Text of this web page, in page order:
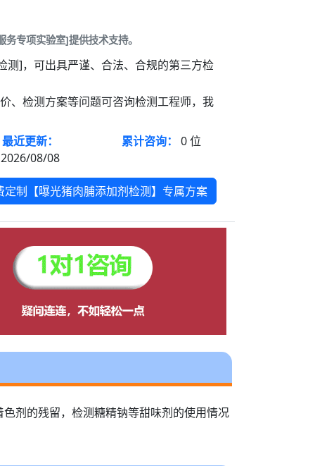
专项实验室]提供技术支持。
测]，可出具严谨、合法、合规的第三方检
、检测方案等问题可咨询检测工程师，我
最近更新：
2026/08/08
累计咨询： 0位
定制【曝光猪肉脯添加剂检测】专属方案
剂的残留，检测糖精钠等甜味剂的使用情况